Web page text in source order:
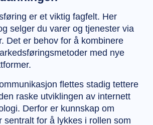
er et viktig fagfelt. Her
selger du varer og tjenester via
Det er behov for å kombinere
med nye
flettes stadig tettere
raske utviklingen av internett
Derfor er kunnskap om
sentralt for å lykkes i rollen som